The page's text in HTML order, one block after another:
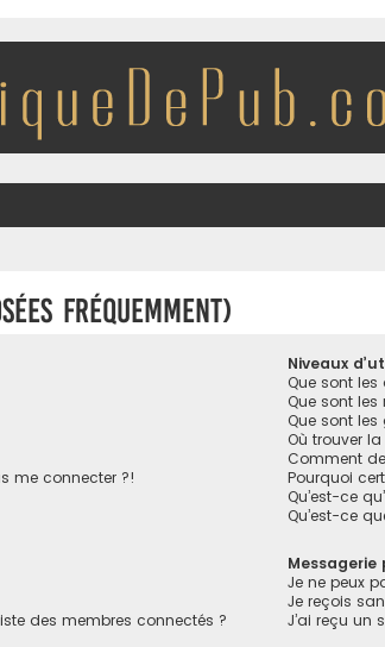
fréquemment)
me connecter ?!
des membres connectés ?
Niveaux
Que sont
Que sont les
Que sont les
Où trouver
Comment
Pourquoi
Qu’est-ce
Qu’est-ce
Messagerie
Je ne peux
Je reçois
J’ai reçu un